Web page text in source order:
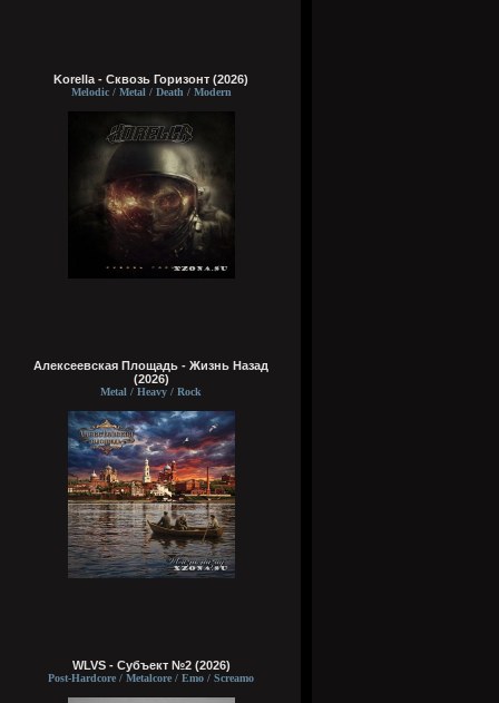
Korella - Сквозь Горизонт (2026)
Melodic / Metal / Death / Modern
Алексеевская Площадь - Жизнь Назад
(2026)
Metal / Heavy / Rock
WLVS - Субъект №2 (2026)
Post-Hardcore / Metalcore / Emo / Screamo